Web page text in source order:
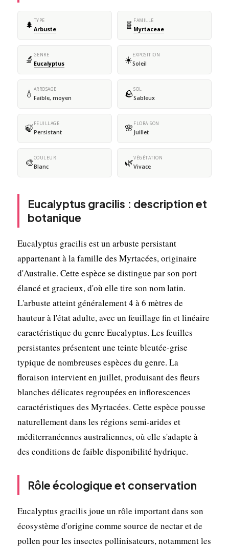
🌲 TYPE
Arbuste 🧬 FAMILLE
Myrtaceae
🔬 GENRE
Eucalyptus ☀️EXPOSITION
Soleil
💧 ARROSAGE
Faible, moyen 🪨SOL
Sableux
🍃FEUILLAGE
Persistant 🌸 FLORAISON
Juillet
🎨COULEUR
Blanc 🌿VÉGÉTATION
Vivace
Eucalyptus gracilis : description et
botanique
Eucalyptus gracilis est un arbuste persistant
appartenant à la famille des Myrtacées, originaire
d'Australie. Cette espèce se distingue par son port
élancé et gracieux, d'où elle tire son nom latin.
L'arbuste atteint généralement 4 à 6 mètres de
hauteur à l'état adulte, avec un feuillage fin et linéaire
caractéristique du genre Eucalyptus. Les feuilles
persistantes présentent une teinte bleutée-grise
typique de nombreuses espèces du genre. La
floraison intervient en juillet, produisant des fleurs
blanches délicates regroupées en inflorescences
caractéristiques des Myrtacées. Cette espèce pousse
naturellement dans les régions semi-arides et
méditerranéennes australiennes, où elle s'adapte à
des conditions de faible disponibilité hydrique.
Rôle écologique et conservation
Eucalyptus gracilis joue un rôle important dans son
écosystème d'origine comme source de nectar et de
pollen pour les insectes pollinisateurs, notamment les